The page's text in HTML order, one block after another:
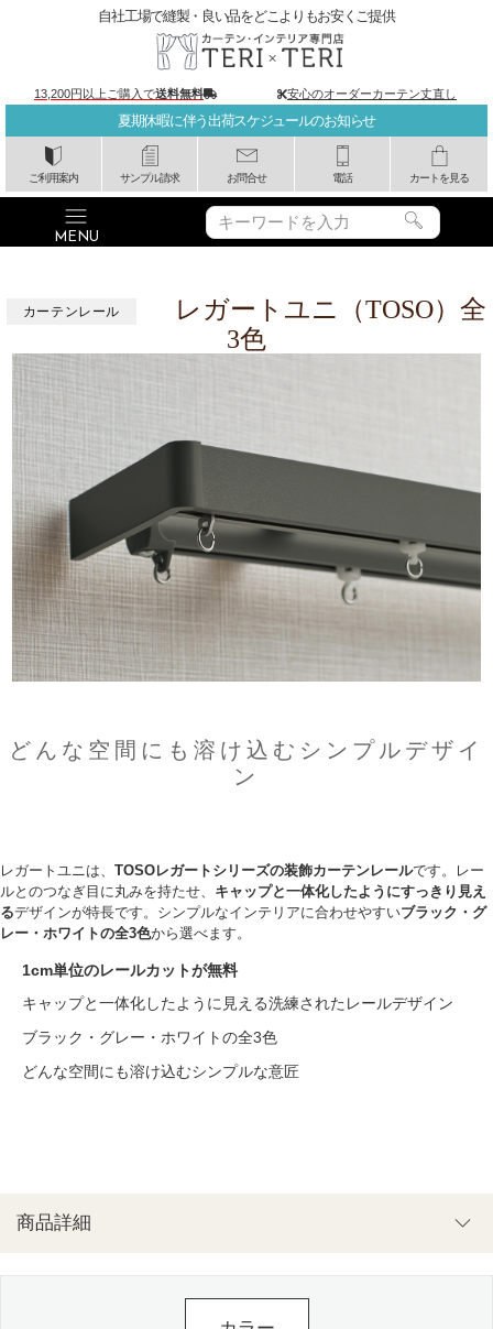
夏期休暇に伴う出荷スケジュールのお知らせ
ご利用案内 サンプル請求 お問合せ 電話 カートを見る
自社工場で縫製・良い品をどこよりもお安くご提供
13,200円以上ご購入で送料無料 安心のオーダーカーテン丈直し
どんな空間にも溶け込むシンプルデザイ
ン
カーテンレール
レガートユニ（TOSO）全
3色
レガートユニは、 TOSOレガートシリーズの装飾カーテンレールです。レー
ルとのつなぎ目に丸みを持たせ、 キャップと一体化したようにすっきり見え
るデザインが特長です。シンプルなインテリアに合わせやすいブラック・グ
レー・ホワイトの全3色から選べます。
1cm単位のレールカットが無料
キャップと一体化したように見える洗練されたレールデザイン
ブラック・グレー・ホワイトの全3色
どんな空間にも溶け込むシンプルな意匠
商品詳細